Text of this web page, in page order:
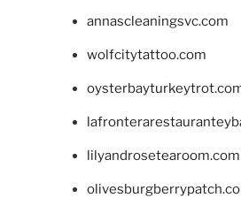
annascleaningsvc.com
wolfcitytattoo.com
lilyandrosetearoom.com